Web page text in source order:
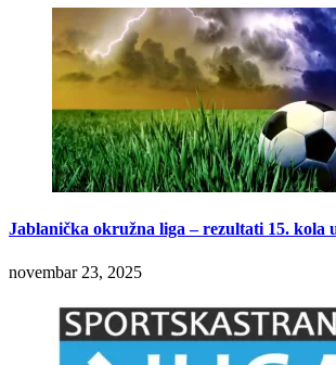
Jablanička okružna liga – rezultati 15. kola
novembar 23, 2025